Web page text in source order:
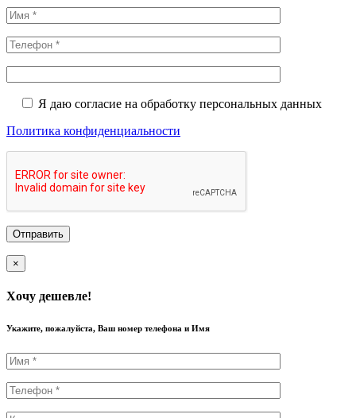
Я даю согласие на обработку персональных данных
Политика конфиденциальности
×
Хочу дешевле!
Укажите, пожалуйста, Ваш номер телефона и Имя